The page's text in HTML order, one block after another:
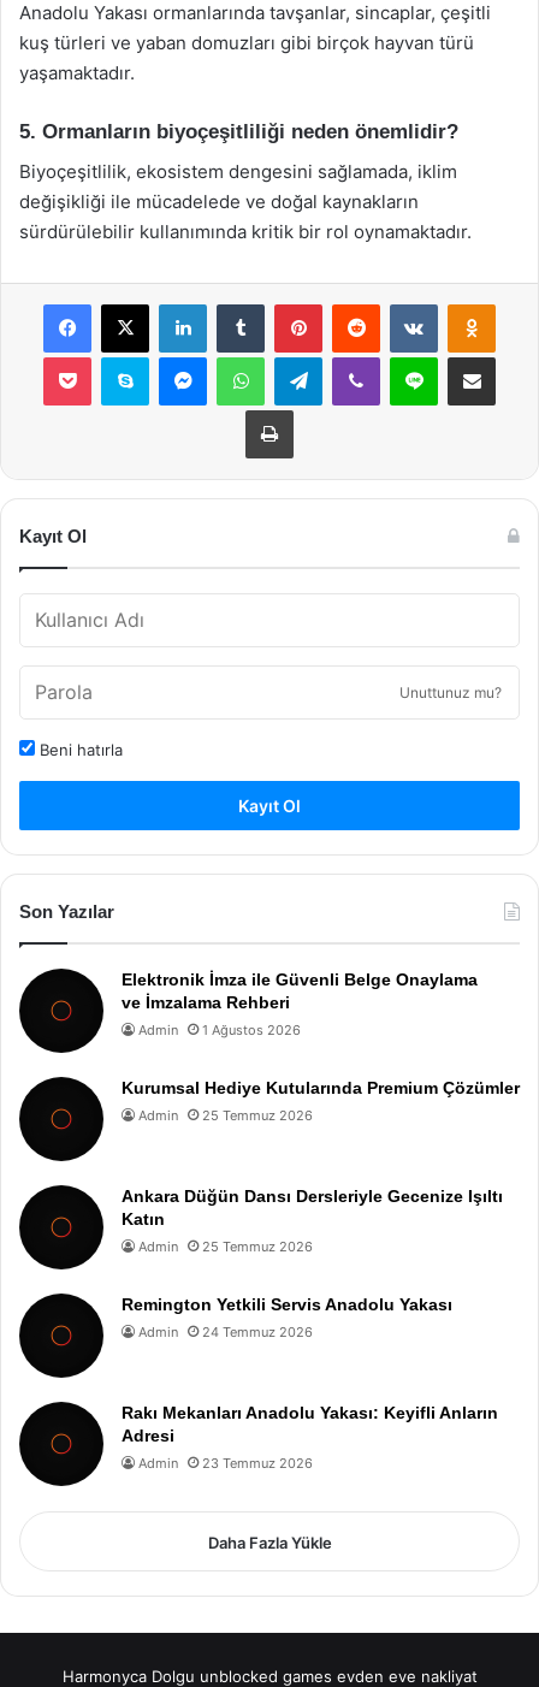
Anadolu Yakası ormanlarında tavşanlar, sincaplar, çeşitli
kuş türleri ve yaban domuzları gibi birçok hayvan türü
yaşamaktadır.
5. Ormanların biyoçeşitliliği neden önemlidir?
Biyoçeşitlilik, ekosistem dengesini sağlamada, iklim
değişikliği ile mücadelede ve doğal kaynakların
sürdürülebilir kullanımında kritik bir rol oynamaktadır.
Facebook
X LinkedInTumblr PinterestReddit VKontakte
Pocket Skype MessengerWhatsAppTelegramViber Line E-Posta ile
Yazdır
Kayıt Ol
Unuttunuz mu?
Beni hatırla
Kayıt Ol
Son Yazılar
Elektronik İmza ile Güvenli Belge Onaylama
ve İmzalama Rehberi
Admin 1 Ağustos 2026
Kurumsal Hediye Kutularında Premium Çözümler
Admin 25 Temmuz 2026
Ankara Düğün Dansı Dersleriyle Gecenize Işıltı
Katın
Admin 25 Temmuz 2026
Remington Yetkili Servis Anadolu Yakası
Admin 24 Temmuz 2026
Rakı Mekanları Anadolu Yakası: Keyifli Anların
Adresi
Admin 23 Temmuz 2026
Daha Fazla Yükle
Harmonyca Dolgu unblocked games evden eve nakliyat